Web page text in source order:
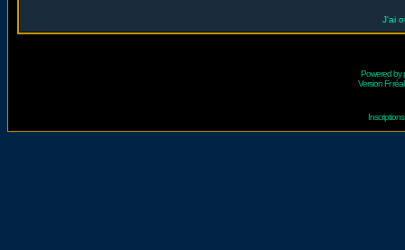
J'ai
Powered by
Version Fr